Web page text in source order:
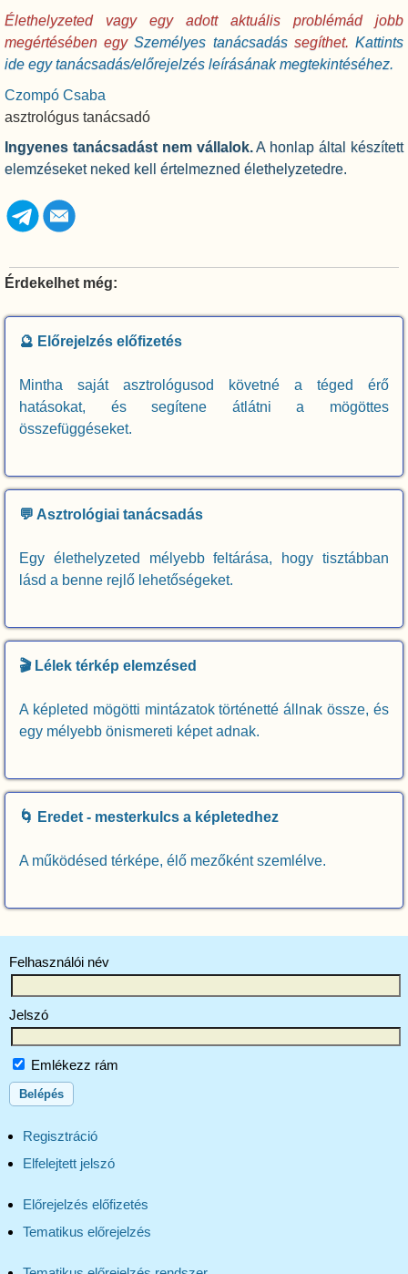
Élethelyzeted vagy egy adott aktuális problémád jobb
megértésében egySzemélyes tanácsadássegíthet.Kattints
ide egy tanácsadás/előrejelzés leírásának megtekintéséhez.
Czompó Csaba
asztrológus tanácsadó
Ingyenes tanácsadást nem vállalok.A honlap által készített
elemzéseket neked kell értelmezned élethelyzetedre.
Érdekelhet még:
🔮 Előrejelzés előfizetés
Mintha saját asztrológusod követné a téged érő
hatásokat, és segítene átlátni a mögöttes
összefüggéseket.
💬 Asztrológiai tanácsadás
Egy élethelyzeted mélyebb feltárása, hogy tisztábban
lásd a benne rejlő lehetőségeket.
🎬 Lélek térkép elemzésed
A képleted mögötti mintázatok történetté állnak össze, és
egy mélyebb önismereti képet adnak.
🌀 Eredet - mesterkulcs a képletedhez
A működésed térképe, élő mezőként szemlélve.
Felhasználói név
Jelszó
Emlékezz rám
Regisztráció
Elfelejtett jelszó
Előrejelzés előfizetés
Tematikus előrejelzés